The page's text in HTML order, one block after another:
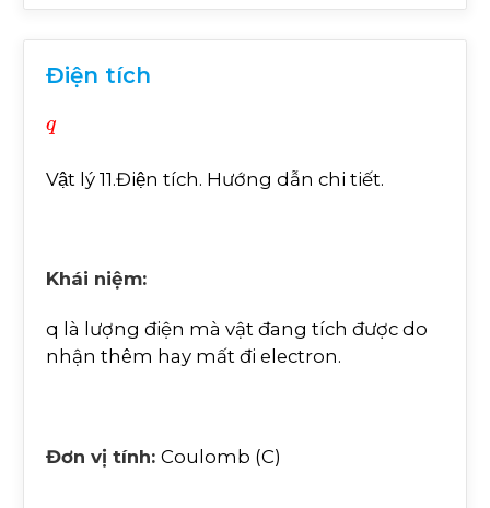
Điện tích
Vật lý 11.Điện tích. Hướng dẫn chi tiết.
Khái niệm:
q là lượng điện mà vật đang tích được do
nhận thêm hay mất đi electron.
Đơn vị tính: Coulomb (C)